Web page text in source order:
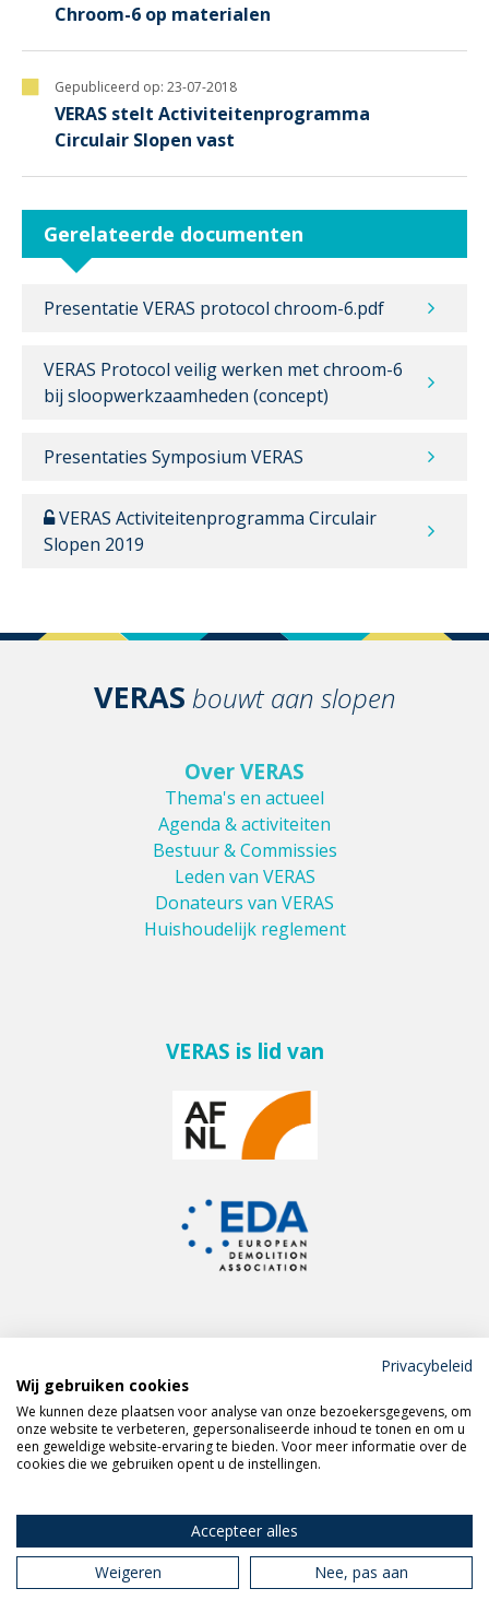
Chroom-6 op materialen
Gepubliceerd op: 23-07-2018
VERAS stelt Activiteitenprogramma
Circulair Slopen vast
Gerelateerde documenten
Presentatie VERAS protocol chroom-6.pdf
VERAS Protocol veilig werken met chroom-6
bij sloopwerkzaamheden (concept)
Presentaties Symposium VERAS
VERAS Activiteitenprogramma Circulair
Slopen 2019
VERAS bouwt aan slopen
Over VERAS
Thema's en actueel
Agenda & activiteiten
Bestuur & Commissies
Leden van VERAS
Donateurs van VERAS
Huishoudelijk reglement
VERAS is lid van
Meld je aan voor de
VERAS nieuwsbrief
Volg VERAS op
Privacy
Privacybeleid
Wij gebruiken cookies
We kunnen deze plaatsen voor analyse van onze bezoekersgegevens, om
onze website te verbeteren, gepersonaliseerde inhoud te tonen en om u
een geweldige website-ervaring te bieden. Voor meer informatie over de
cookies die we gebruiken opent u de instellingen.
Accepteer alles
Weigeren
Nee, pas aan